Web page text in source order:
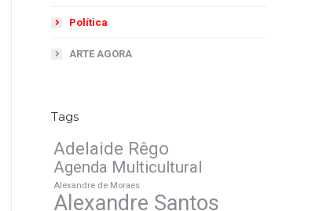
Política
ARTE AGORA
Tags
Adelaide Rêgo
Agenda Multicultural
Alexandre de Moraes
Alexandre Santos